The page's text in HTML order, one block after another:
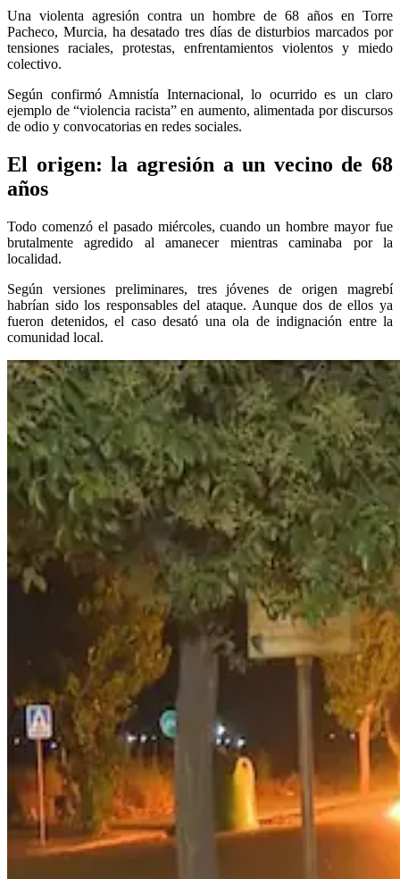
Una violenta agresión contra un hombre de 68 años en Torre
Pacheco, Murcia, ha desatado tres días de disturbios marcados por
tensiones raciales, protestas, enfrentamientos violentos y miedo
colectivo.
Según confirmó Amnistía Internacional, lo ocurrido es un claro
ejemplo de “violencia racista” en aumento, alimentada por discursos
de odio y convocatorias en redes sociales.
El origen: la agresión a un vecino de 68
años
Todo comenzó el pasado miércoles, cuando un hombre mayor fue
brutalmente agredido al amanecer mientras caminaba por la
localidad.
Según versiones preliminares, tres jóvenes de origen magrebí
habrían sido los responsables del ataque. Aunque dos de ellos ya
fueron detenidos, el caso desató una ola de indignación entre la
comunidad local.